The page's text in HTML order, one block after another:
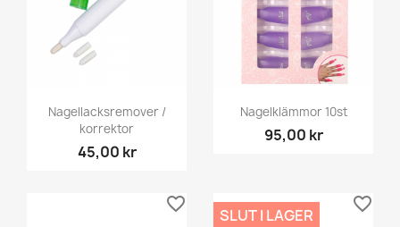
Nagellacksremover /
korrektor
45,00 kr
Nagelklämmor 10st
95,00 kr
favorite_border
SLUT I LAGER
favorite_border